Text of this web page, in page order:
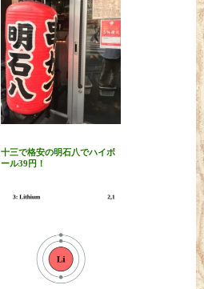
十三で格安の明石八でハイボ
ール39円！